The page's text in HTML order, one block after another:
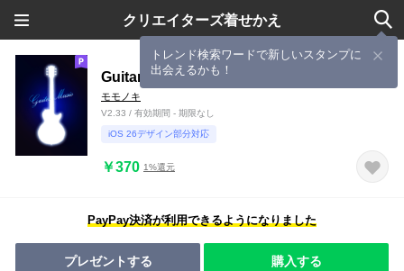
クリエイターズ着せかえ
トレンド検索ワードで新しいスタンプに
出会えるかも！
Guitar Music 5
モモノキ
V2.33 / 有効期間 - 期限なし
iOS 26デザイン部分対応
￥370 1%還元
PayPay決済が利用できるようになりました
プレゼントする 購入する